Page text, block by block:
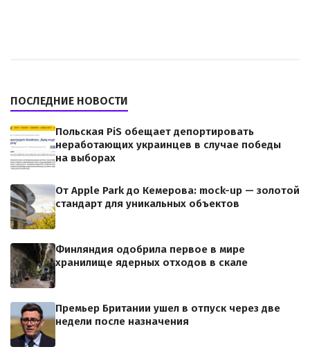
ПОСЛЕДНИЕ НОВОСТИ
Польская PiS обещает депортировать
неработающих украинцев в случае победы
на выборах
От Apple Park до Кемерова: mock-up — золотой
стандарт для уникальных объектов
Финляндия одобрила первое в мире
хранилище ядерных отходов в скале
Премьер Британии ушел в отпуск через две
недели после назначения